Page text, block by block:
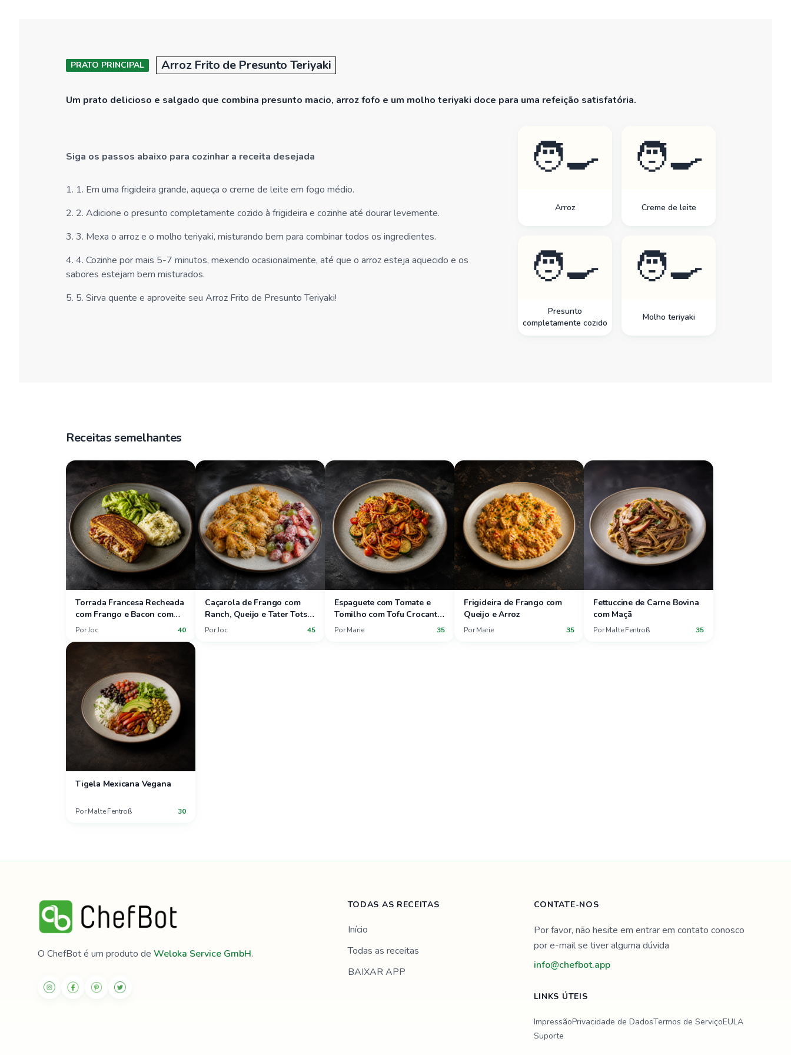
PRATO PRINCIPAL Arroz Frito de Presunto Teriyaki
Um prato delicioso e salgado que combina presunto macio, arroz fofo e um molho teriyaki doce para uma refeição satisfatória.
Siga os passos abaixo para cozinhar a receita desejada
1. 1. Em uma frigideira grande, aqueça o creme de leite em fogo médio.
2. 2. Adicione o presunto completamente cozido à frigideira e cozinhe até dourar levemente.
3. 3. Mexa o arroz e o molho teriyaki, misturando bem para combinar todos os ingredientes.
4. 4. Cozinhe por mais 5-7 minutos, mexendo ocasionalmente, até que o arroz esteja aquecido e os
sabores estejam bem misturados.
5. 5. Sirva quente e aproveite seu Arroz Frito de Presunto Teriyaki!
🧑‍🍳
Arroz
🧑‍🍳
Creme de leite
🧑‍🍳
Presunto
completamente cozido
🧑‍🍳
Molho teriyaki
Receitas semelhantes
Torrada Francesa Recheada
com Frango e Bacon com
Salada de Alface-Manteiga
PorJoc 40
Caçarola de Frango com
Ranch, Queijo e Tater Tots
com Salada de Morango e
PorJoc 45
Espaguete com Tomate e
Tomilho com Tofu Crocante
e Legumes de Verão
Por Marie 35
Frigideira de Frango com
Queijo e Arroz
Por Marie 35
Fettuccine de Carne Bovina
com Maçã
Por Malte Fentroß 35
Tigela Mexicana Vegana
Por Malte Fentroß 30
O ChefBot é um produto de Weloka Service GmbH.
TODAS AS RECEITAS
Início
Todas as receitas
BAIXAR APP
CONTATE-NOS
Por favor, não hesite em entrar em contato conosco
por e-mail se tiver alguma dúvida
info@chefbot.app
LINKS ÚTEIS
ImpressãoPrivacidade de DadosTermos de ServiçoEULA
Suporte